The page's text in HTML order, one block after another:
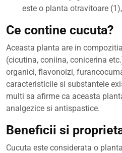
este o planta otravitoare
Ce contine cucuta?
Aceasta planta are in
(cicutina, coniina, conicerina
organici, flavonoizi,
caracteristicile si substantele
multi sa afirme ca aceasta
analgezice si antispastice.
Beneficii si
Cucuta este considerata o